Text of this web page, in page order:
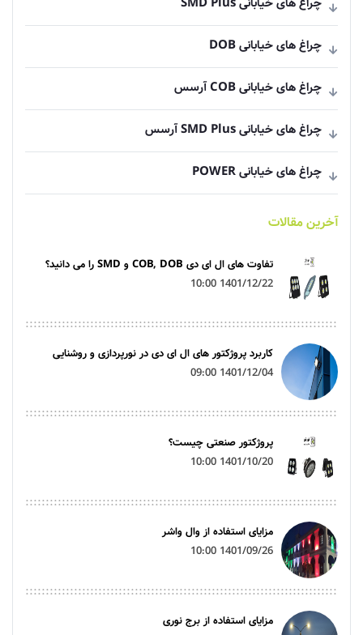
چراغ های خیابانی DOB
چراغ های خیابانی COB آرسس
چراغ های خیابانی SMD Plus آرسس
چراغ های خیابانی POWER
آخرین مقالات
تفاوت های ال ای دی COB, DOB و SMD را می دانید؟
1401/12/22 10:00
کاربرد پروژکتور های ال ای دی در نورپردازی و روشنایی
1401/12/04 09:00
پروژکتور صنعتی چیست؟
1401/10/20 10:00
مزایای استفاده از وال واشر
1401/09/26 10:00
مزایای استفاده از برج نوری